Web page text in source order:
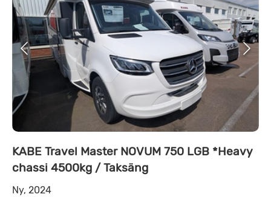
KABE Travel Master NOVUM 750 LGB *Heavy
chassi 4500kg / Taksäng
Ny, 2024